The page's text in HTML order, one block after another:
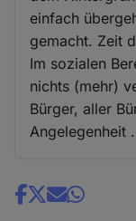
einfach
gemacht. Zeit
Im sozialen
nichts (mehr)
Bürger, aller
Angelegenheit .
Share